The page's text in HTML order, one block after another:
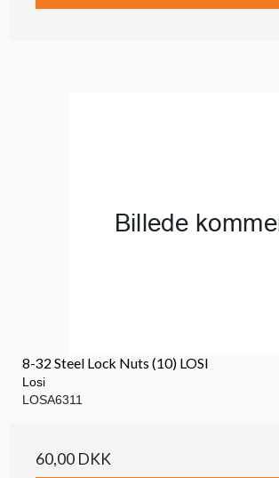
8-32 Steel Lock Nuts (10) LOSI
Losi
LOSA6311
60,00 DKK